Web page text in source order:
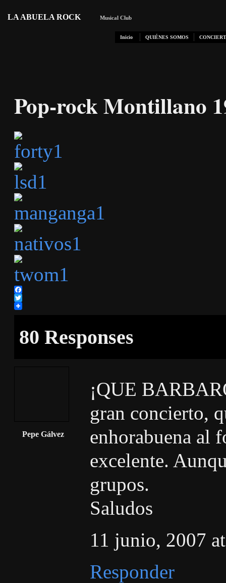
LA ABUELA ROCK Musical Club
Inicio QUIÉNES SOMOS
Pop-rock Montillano
Facebook
Twitter
80 Responses
Pepe Gálvez
¡QUE
gran concierto,
enhorabuena al
excelente.
grupos.
Saludos
11 junio, 2007
Responder